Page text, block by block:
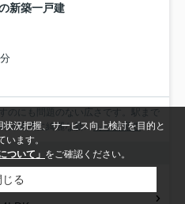
新築一戸建
のにも問題のない広さです。駅まで
外装共に綺麗な新...もっと見る
況把握、サービス向上検討を目的と
ます。
ついて」 をご確認ください。
じる